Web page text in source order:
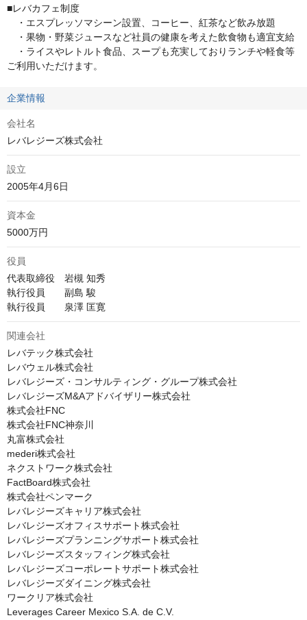
■レバカフェ制度
・エスプレッソマシーン設置、コーヒー、紅茶など飲み放題
・果物・野菜ジュースなど社員の健康を考えた飲食物も適宜支給
・ライスやレトルト食品、スープも充実しておりランチや軽食等
ご利用いただけます。
企業情報
会社名
レバレジーズ株式会社
設立
2005年4月6日
資本金
5000万円
役員
代表取締役　岩槻 知秀
執行役員　　副島 駿
執行役員　　泉澤 匡寛
関連会社
レバテック株式会社
レバウェル株式会社
レバレジーズ・コンサルティング・グループ株式会社
レバレジーズM&Aアドバイザリー株式会社
株式会社FNC
株式会社FNC神奈川
丸富株式会社
mederi株式会社
ネクストワーク株式会社
FactBoard株式会社
株式会社ペンマーク
レバレジーズキャリア株式会社
レバレジーズオフィスサポート株式会社
レバレジーズプランニングサポート株式会社
レバレジーズスタッフィング株式会社
レバレジーズコーポレートサポート株式会社
レバレジーズダイニング株式会社
ワークリア株式会社
Leverages Career Mexico S.A. de C.V.